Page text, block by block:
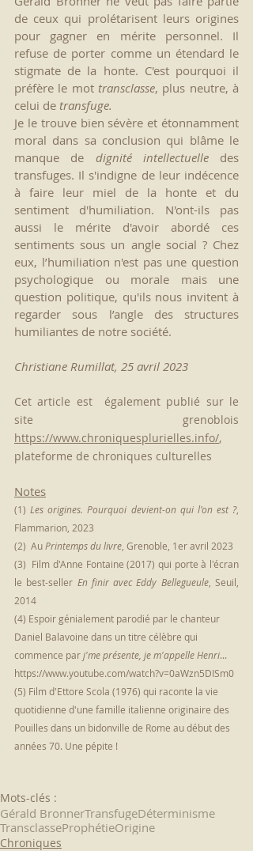
de ceux qui prolétarisent leurs origines
pour gagner en mérite personnel. Il
refuse de porter comme un étendard le
stigmate de la honte. C'est pourquoi il
préfère le mot transclasse, plus neutre, à
celui de transfuge.
Je le trouve bien sévère et étonnamment
moral dans sa conclusion qui blâme le
manque de dignité intellectuelle des
transfuges. Il s'indigne de leur indécence
à faire leur miel de la honte et du
sentiment d'humiliation. N'ont-ils pas
aussi le mérite d'avoir abordé ces
sentiments sous un angle social ? Chez
eux, l’humiliation n'est pas une question
psychologique ou morale mais une
question politique, qu'ils nous invitent à
regarder sous l’angle des structures
humiliantes de notre société.
Christiane Rumillat, 25 avril 2023
Cet article est  également publié sur le
https://www.chroniquesplurielles.info/,
plateforme de chroniques culturelles
Notes
(1) Les origines. Pourquoi devient-on qui l'on est ?,
Flammarion, 2023
(2)  Au Printemps du livre , Grenoble, 1er avril 2023
(3)  Film d'Anne Fontaine (2017) qui porte à l'écran
le best-seller En finir avec Eddy Bellegueule, Seuil,
2014
(4) Espoir génialement parodié par le chanteur
Daniel Balavoine dans un titre célèbre qui
commence par j'me présente, je m'appelle Henri...
https://www.youtube.com/watch?v=0aWzn5DISm0
(5) Film d'Ettore Scola (1976) qui raconte la vie
quotidienne d'une famille italienne originaire des
Pouilles dans un bidonville de Rome au début des
années 70. Une pépite !
Mots-clés :
Gérald BronnerTransfugeDéterminisme
TransclasseProphétieOrigine
Chroniques